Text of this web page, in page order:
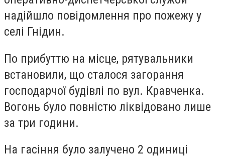
надійшло повідомлення про пожежу у
селі Гнідин.
По прибуттю на місце, рятувальники
встановили, що сталося загорання
господарчої будівлі по вул. Кравченка.
Вогонь було повністю ліквідовано лише
за три години.
На гасіння було залучено 2 одиниці